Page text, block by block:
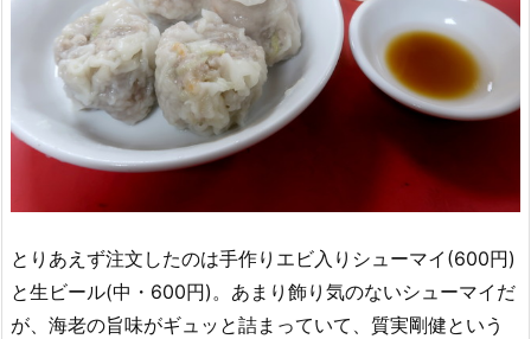
とりあえず注文したのは手作りエビ入りシューマイ(600円)
と生ビール(中・600円)。あまり飾り気のないシューマイだ
が、海老の旨味がギュッと詰まっていて、質実剛健という